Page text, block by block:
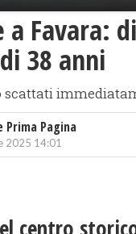
Favara:
38 anni
scattati
Prima Pagina
2025 14:01
centro